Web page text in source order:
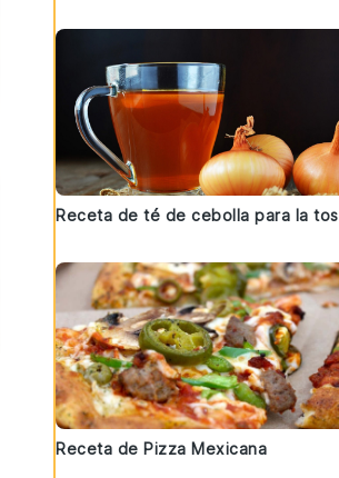
Receta de té de cebolla para la tos
Receta de Pizza Mexicana